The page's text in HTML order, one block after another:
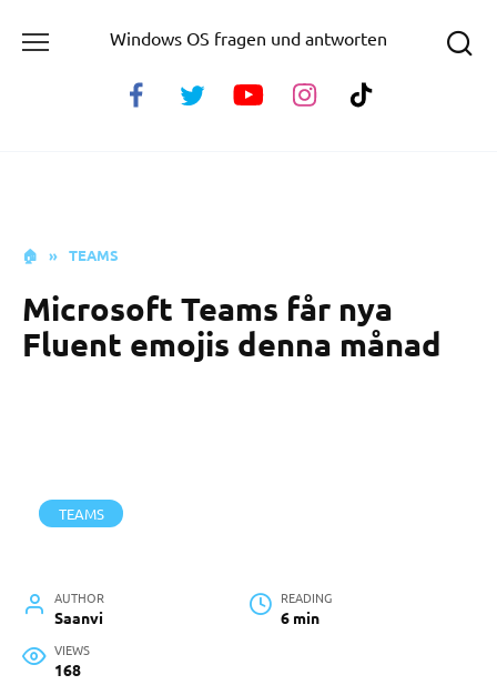
Windows OS fragen und antworten
🏠 » TEAMS
Microsoft Teams får nya
Fluent emojis denna månad
TEAMS
AUTHOR
Saanvi
READING
6 min
VIEWS
168